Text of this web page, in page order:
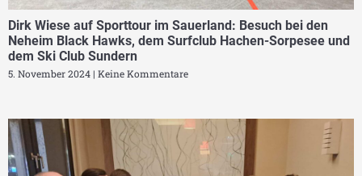
Dirk Wiese auf Sporttour im Sauerland: Besuch bei den
Neheim Black Hawks, dem Surfclub Hachen-Sorpesee und
dem Ski Club Sundern
5. November 2024 Keine Kommentare